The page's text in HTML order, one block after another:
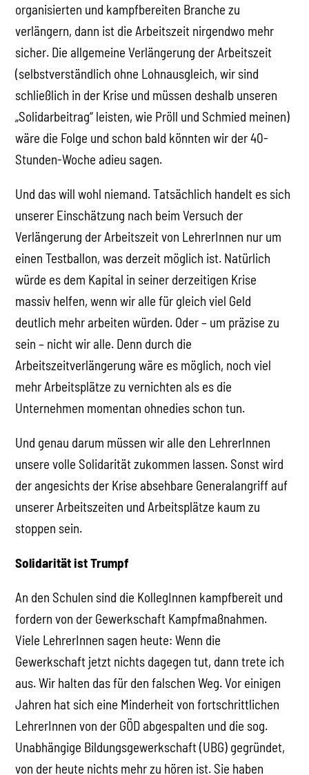
organisierten und kampfbereiten Branche zu
verlängern, dann ist die Arbeitszeit nirgendwo mehr
sicher. Die allgemeine Verlängerung der Arbeitszeit
(selbstverständlich ohne Lohnausgleich, wir sind
schließlich in der Krise und müssen deshalb unseren
„Solidarbeitrag“ leisten, wie Pröll und Schmied meinen)
wäre die Folge und schon bald könnten wir der 40-
Stunden-Woche adieu sagen.
Und das will wohl niemand. Tatsächlich handelt es sich
unserer Einschätzung nach beim Versuch der
Verlängerung der Arbeitszeit von LehrerInnen nur um
einen Testballon, was derzeit möglich ist. Natürlich
würde es dem Kapital in seiner derzeitigen Krise
massiv helfen, wenn wir alle für gleich viel Geld
deutlich mehr arbeiten würden. Oder – um präzise zu
sein – nicht wir alle. Denn durch die
Arbeitszeitverlängerung wäre es möglich, noch viel
mehr Arbeitsplätze zu vernichten als es die
Unternehmen momentan ohnedies schon tun.
Und genau darum müssen wir alle den LehrerInnen
unsere volle Solidarität zukommen lassen. Sonst wird
der angesichts der Krise absehbare Generalangriff auf
unserer Arbeitszeiten und Arbeitsplätze kaum zu
stoppen sein.
Solidarität ist Trumpf
An den Schulen sind die KollegInnen kampfbereit und
fordern von der Gewerkschaft Kampfmaßnahmen.
Viele LehrerInnen sagen heute: Wenn die
Gewerkschaft jetzt nichts dagegen tut, dann trete ich
aus. Wir halten das für den falschen Weg. Vor einigen
Jahren hat sich eine Minderheit von fortschrittlichen
LehrerInnen von der GÖD abgespalten und die sog.
Unabhängige Bildungsgewerkschaft (UBG) gegründet,
von der heute nichts mehr zu hören ist. Sie haben